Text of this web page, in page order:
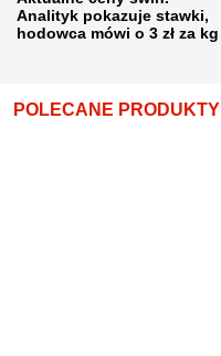
Analityk pokazuje stawki,
hodowca mówi o 3 zł za kg
POLECANE PRODUKTY